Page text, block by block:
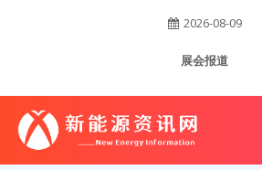
2026-08-09
展会报道